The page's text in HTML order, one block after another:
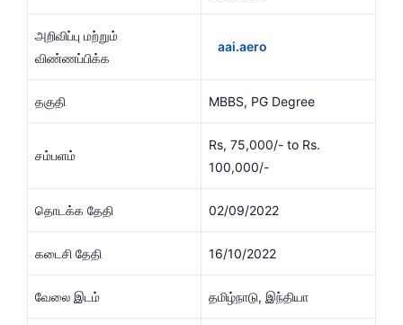
அறிவிப்பு மற்றும்
விண்ணப்பிக்க
aai.aero
தகுதி MBBS, PG Degree
சம்பளம்
Rs, 75,000/- to Rs.
100,000/-
தொடக்க தேதி 02/09/2022
கடைசி தேதி 16/10/2022
வேலை இடம் தமிழ்நாடு, இந்தியா